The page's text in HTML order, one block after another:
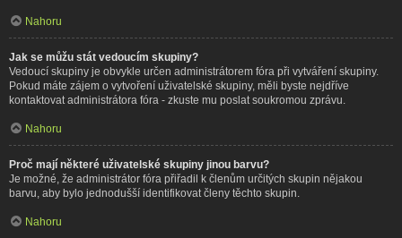
Nahoru
Jak se můžu stát vedoucím skupiny?
Vedoucí skupiny je obvykle určen administrátorem fóra při vytváření skupiny.
Pokud máte zájem o vytvoření uživatelské skupiny, měli byste nejdříve
kontaktovat administrátora fóra - zkuste mu poslat soukromou zprávu.
Nahoru
Proč mají některé uživatelské skupiny jinou barvu?
Je možné, že administrátor fóra přiřadil k členům určitých skupin nějakou
barvu, aby bylo jednodušší identifikovat členy těchto skupin.
Nahoru